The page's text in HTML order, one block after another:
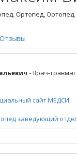
Ортопед,
Отзывы
- Врач-
сайт МЕДСИ.
заведующий